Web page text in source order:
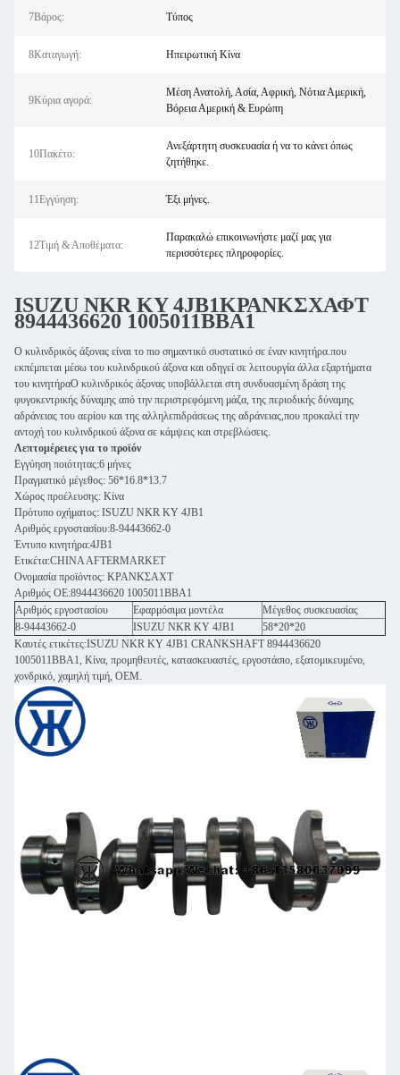
7Βάρος: Τύπος
8Καταγωγή: Ηπειρωτική Κίνα
9Κύρια αγορά:
Μέση Ανατολή, Ασία, Αφρική, Νότια Αμερική,
Βόρεια Αμερική & Ευρώπη
10Πακέτο:
Ανεξάρτητη συσκευασία ή να το κάνει όπως
ζητήθηκε.
11Εγγύηση: Έξι μήνες.
12Τιμή & Αποθέματα:
Παρακαλώ επικοινωνήστε μαζί μας για
περισσότερες πληροφορίες.
ISUZU NKR KY 4JB1ΚΡΑΝΚΣΧΑΦΤ
8944436620 1005011BBA1
Ο κυλινδρικός άξονας είναι το πιο σημαντικό συστατικό σε έναν κινητήρα.που
εκπέμπεται μέσω του κυλινδρικού άξονα και οδηγεί σε λειτουργία άλλα εξαρτήματα
του κινητήραΟ κυλινδρικός άξονας υποβάλλεται στη συνδυασμένη δράση της
φυγοκεντρικής δύναμης από την περιστρεφόμενη μάζα, της περιοδικής δύναμης
αδράνειας του αερίου και της αλληλεπιδράσεως της αδράνειας,που προκαλεί την
αντοχή του κυλινδρικού άξονα σε κάμψεις και στρεβλώσεις.
Λεπτομέρειες για το προϊόν
Εγγύηση ποιότητας:6 μήνες
Πραγματικό μέγεθος: 56*16.8*13.7
Χώρος προέλευσης: Κίνα
Πρότυπο οχήματος: ISUZU NKR KY 4JB1
Αριθμός εργοστασίου:8-94443662-0
Έντυπο κινητήρα:4JB1
Ετικέτα:CHINA AFTERMARKET
Ονομασία προϊόντος: ΚΡΑΝΚΣΑΧΤ
Αριθμός ΟΕ:8944436620 1005011BBA1
Αριθμός εργοστασίου
Εφαρμόσιμα μοντέλα
Μέγεθος συσκευασίας
8-94443662-0
ISUZU NKR KY 4JB1
58*20*20
Καυτές ετικέτες:ISUZU NKR KY 4JB1 CRANKSHAFT 8944436620
1005011BBA1, Κίνα, προμηθευτές, κατασκευαστές, εργοστάσιο, εξατομικευμένο,
χονδρικό, χαμηλή τιμή, OEM.